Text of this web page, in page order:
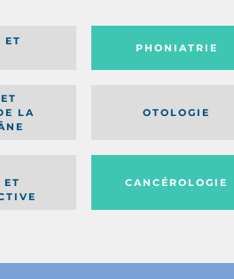
ET
PHONIATRIE
LA
OTOLOGIE
ET
CANCÉROLOGIE